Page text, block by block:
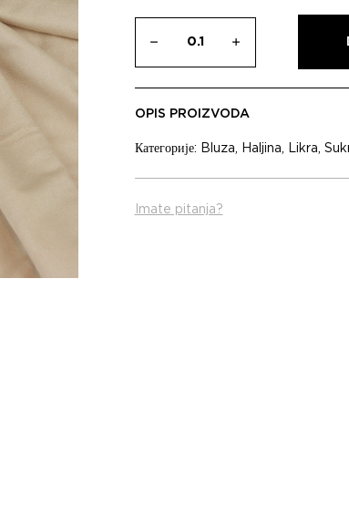
OPIS PROIZVODA
Категорије: Bluza, Haljina, Likra,
Imate pitanja?